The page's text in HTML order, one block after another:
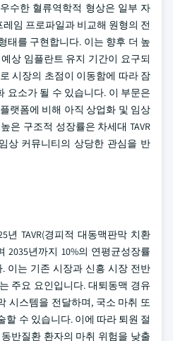
수한 혈류역학적 형상은 일부 자
임 프로파일과 비교해 원형의 전
태를 구현합니다. 이는 향후 더 높
상 임플란트 유지 기간이 요구되
시장의 초점이 이동함에 따라 잠
요소가 될 수 있습니다. 이 부문은
랫폼에 비해 아직 상업화 및 임상
은 구조적 성장률은 차세대 TAVR
상 커뮤니티의 상당한 관심을 반
년 TAVR(경피적 대동맥판막 치환
2035년까지 10%의 연평균성장률
. 이는 기존 시장과 신흥 시장 전반
주요 요인입니다. 대퇴동맥 경유
시스템을 전달하며, 국소 마취 또
할 수 있습니다. 이에 따라 퇴원 절
반질환 환자의 마취 위험을 낮출